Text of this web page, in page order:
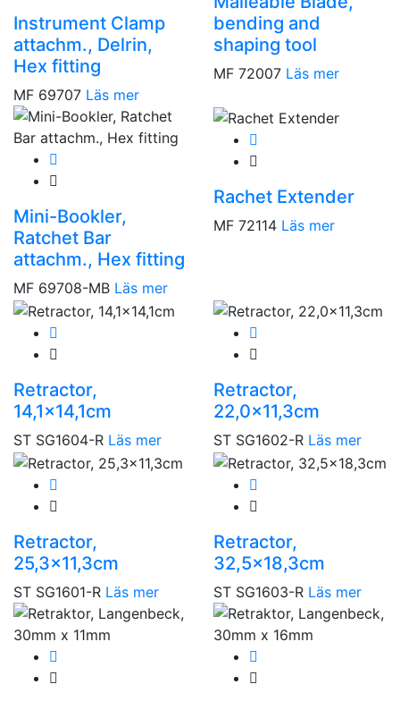
Instrument Clamp
attachm., Delrin,
Hex fitting
MF 69707 Läs mer
bending and
shaping tool
MF 72007 Läs mer
Mini-Bookler,
Ratchet Bar
attachm., Hex fitting
MF 69708-MB Läs mer
Rachet Extender
MF 72114 Läs mer
Retractor,
14,1×14,1cm
ST SG1604-R Läs mer
Retractor,
22,0×11,3cm
ST SG1602-R Läs mer
Retractor,
25,3×11,3cm
ST SG1601-R Läs mer
Retractor,
32,5×18,3cm
ST SG1603-R Läs mer